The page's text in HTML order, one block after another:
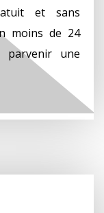
et sans
moins de 24
parvenir une